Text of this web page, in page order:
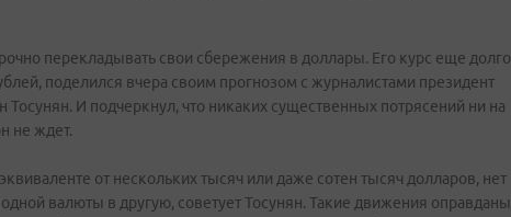
перекладывать свои сбережения в доллары. Его курс еще долго
поделился вчера своим прогнозом с журналистами президент
Тосунян. И подчеркнул, что никаких существенных потрясений ни на
не ждет.
от нескольких тысяч или даже сотен тысяч долларов, нет
валюты в другую, советует Тосунян. Такие движения оправданы